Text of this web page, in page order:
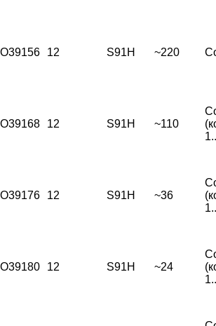
O39156 12 S91H ~220
O39168 12 S91H ~110
O39176 12 S91H ~36
O39180 12 S91H ~24